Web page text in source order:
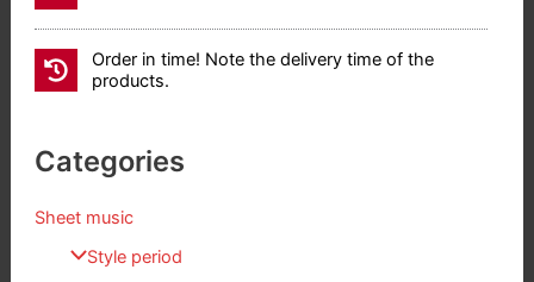
Order in time! Note the delivery time of the
products.
Categories
Sheet music
Style period